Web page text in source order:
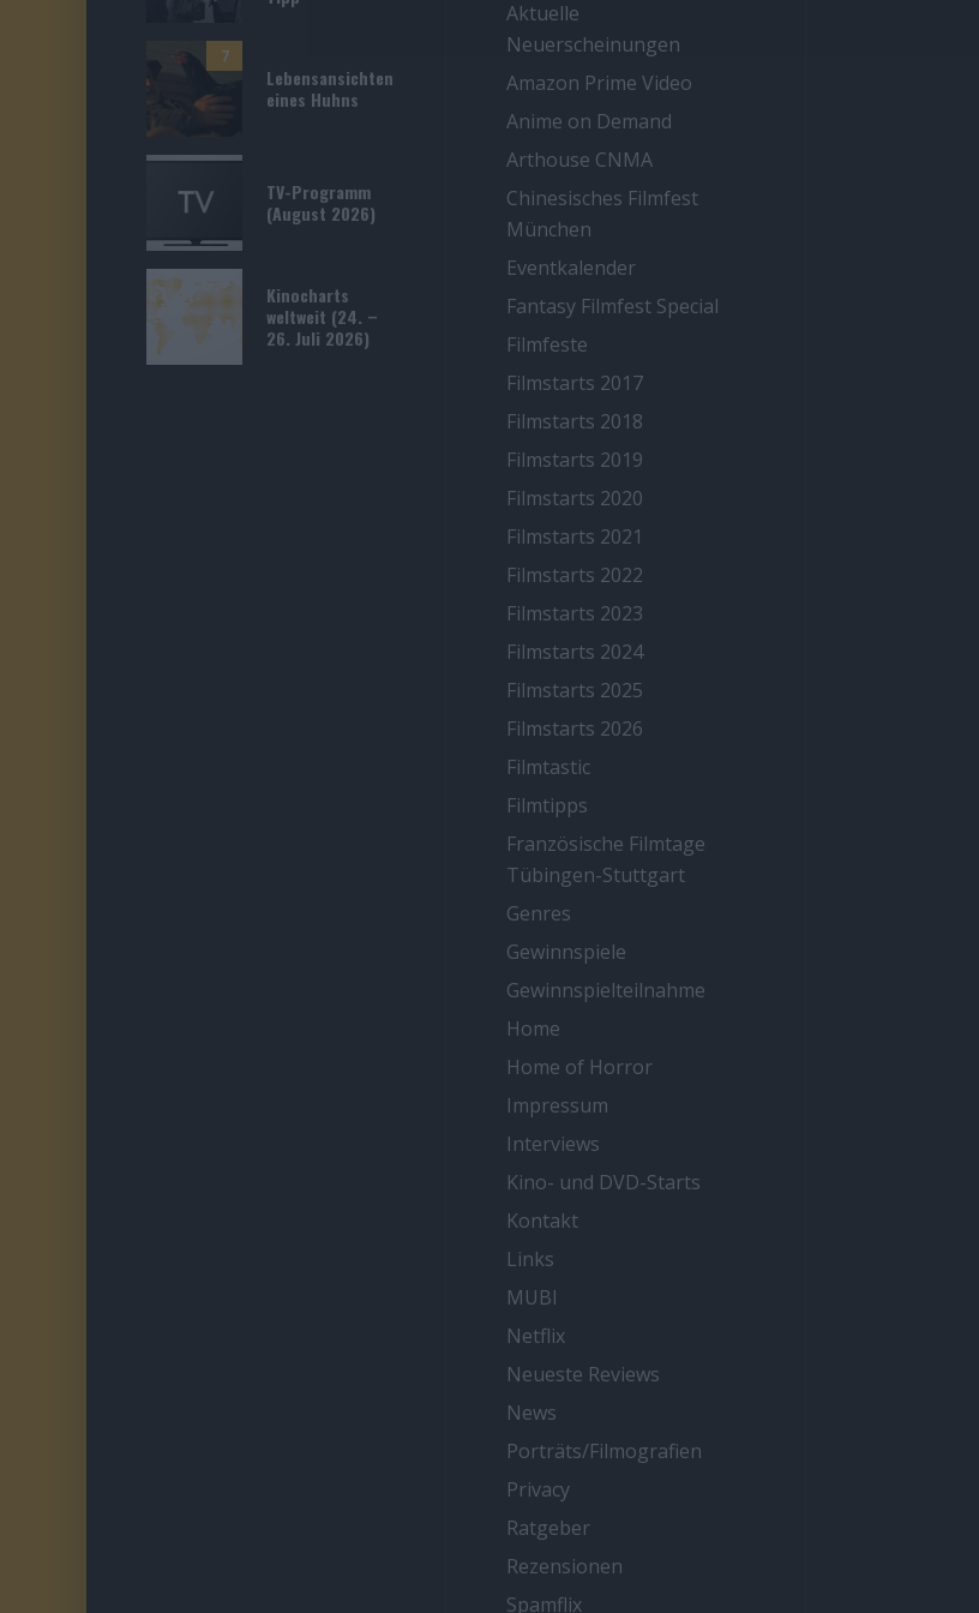
7
Lebensansichten
eines Huhns
TV-Programm
(August 2026)
Kinocharts
weltweit (24. –
26. Juli 2026)
Aktuelle
Neuerscheinungen
Amazon Prime Video
Anime on Demand
Arthouse CNMA
Chinesisches Filmfest
München
Eventkalender
Fantasy Filmfest Special
Filmfeste
Filmstarts 2017
Filmstarts 2018
Filmstarts 2019
Filmstarts 2020
Filmstarts 2021
Filmstarts 2022
Filmstarts 2023
Filmstarts 2024
Filmstarts 2025
Filmstarts 2026
Filmtastic
Filmtipps
Französische Filmtage
Tübingen-Stuttgart
Genres
Gewinnspiele
Gewinnspielteilnahme
Home
Home of Horror
Impressum
Interviews
Kino- und DVD-Starts
Kontakt
Links
MUBI
Netflix
Neueste Reviews
News
Porträts/Filmografien
Privacy
Ratgeber
Rezensionen
Spamflix